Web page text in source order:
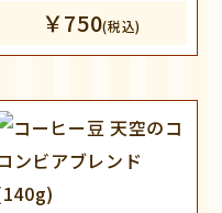
￥750(税込)